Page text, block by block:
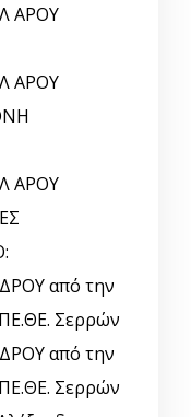
ΑΡΟΥ
ΑΡΟΥ
ΑΡΟΥ
από την
Σερρών
από την
Σερρών